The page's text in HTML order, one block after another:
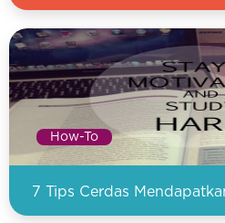
How-To
7 Tips Cerdas